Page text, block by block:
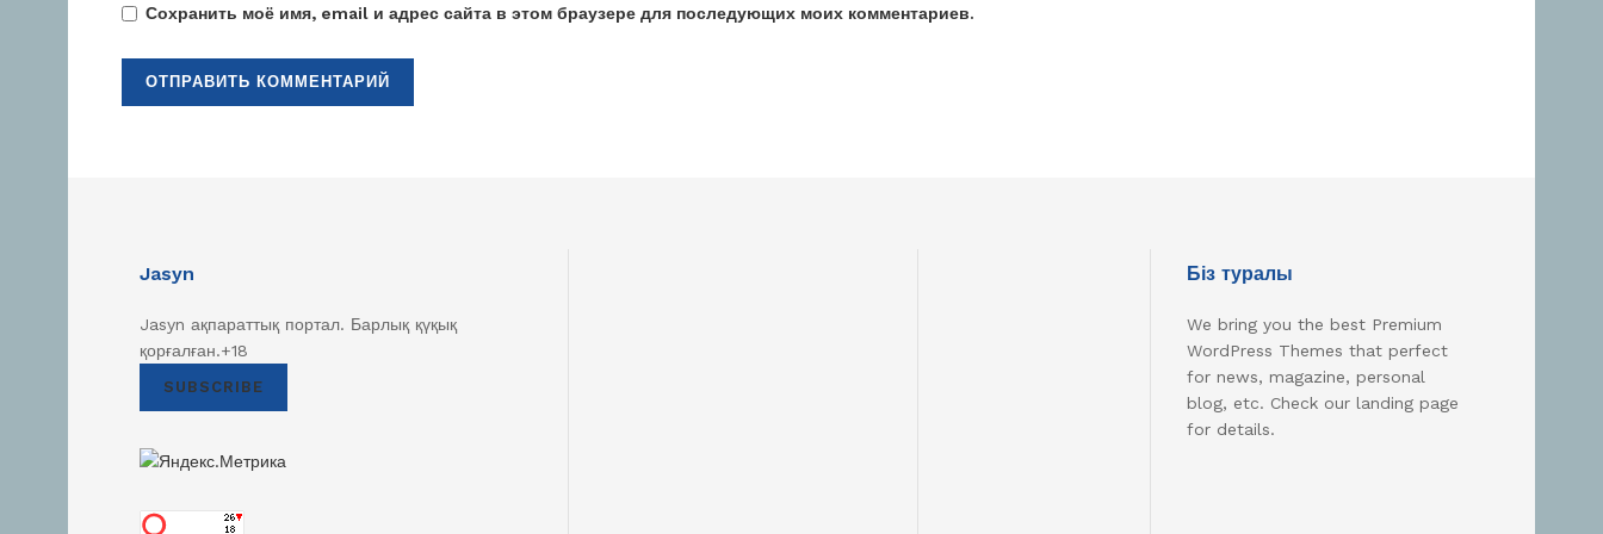
Сохранить моё имя, email и адрес сайта в этом браузере для последующих моих комментариев.
Jasyn
Jasyn ақпараттық портал. Барлық қүқық
қорғалған.+18
SUBSCRIBE
Біз туралы
We bring you the best Premium
WordPress Themes that perfect
for news, magazine, personal
blog, etc. Check our landing page
for details.